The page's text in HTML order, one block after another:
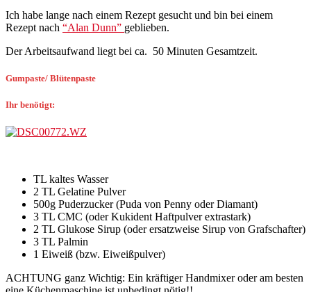
Ich habe lange nach einem Rezept gesucht und bin bei einem
Rezept nach “Alan Dunn” geblieben.
Der Arbeitsaufwand liegt bei ca. 50 Minuten Gesamtzeit.
Gumpaste/ Blütenpaste
Ihr benötigt:
TL kaltes Wasser
2 TL Gelatine Pulver
500g Puderzucker (Puda von Penny oder Diamant)
3 TL CMC (oder Kukident Haftpulver extrastark)
2 TL Glukose Sirup (oder ersatzweise Sirup von Grafschafter)
3 TL Palmin
1 Eiweiß (bzw. Eiweißpulver)
ACHTUNG ganz Wichtig: Ein kräftiger Handmixer oder am besten